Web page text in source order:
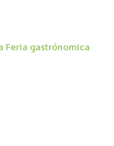
Feria gastrónomica